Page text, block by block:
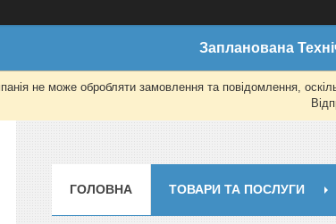
Запланована
не може обробляти замовлення та повідомлення,
ГОЛОВНА ТОВАРИ ТА ПОСЛУГИ